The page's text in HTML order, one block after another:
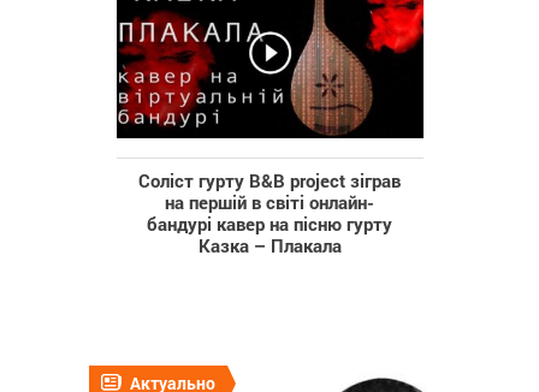
Соліст гурту B&B project зіграв
на першій в світі онлайн-
бандурі кавер на пісню гурту
Казка – Плакала
Актуально